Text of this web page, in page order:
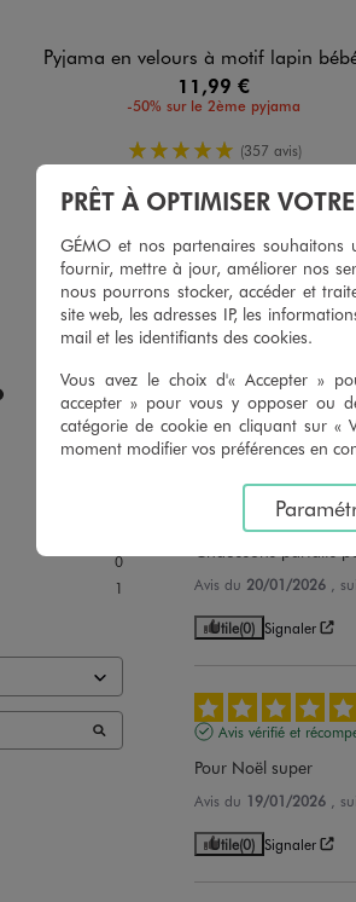
Pyjama en velours à motif lapin bébé
11,99 €
-50% sur le 2ème pyjama
5/5 de moyenne
(357 avis)
0
1
Avis vérifié et
Très jolis chaussons,
Utile (0) Signaler
Avis vérifié et
Chaussons parfaits
Avis du 20/01/2026 ,
Utile(0) Signaler
Avis vérifié et
Pour Noël super
Avis du 19/01/2026 ,
Utile(0) Signaler
PRÊT À OPTIMISER
GÉMO et nos partenaires souhaitons
fournir, mettre à jour, améliorer nos
nous pourrons stocker, accéder et
site web, les adresses IP, les
mail et les identifiants des cookies.
Vous avez le choix d'« Accepter »
accepter » pour vous y opposer ou
catégorie de cookie en cliquant sur «
moment modifier vos préférences en